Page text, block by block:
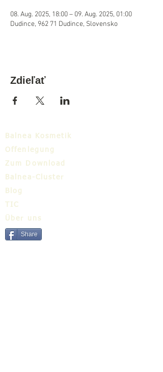
08. Aug. 2025, 18:00 – 09. Aug. 2025, 01:00
Dudince, 962 71 Dudince, Slovensko
Zdieľať
Balnea Kosmetik
Offenlegung
Zum Download
Balnea-Cluster
Blog
TIC
Über uns
Share